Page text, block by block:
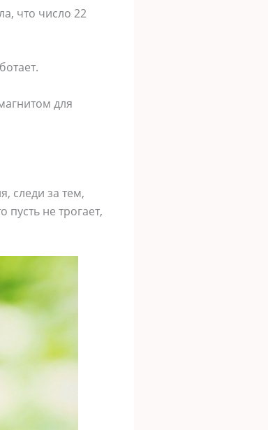
что число 22
для
следи за тем,
пусть не трогает,